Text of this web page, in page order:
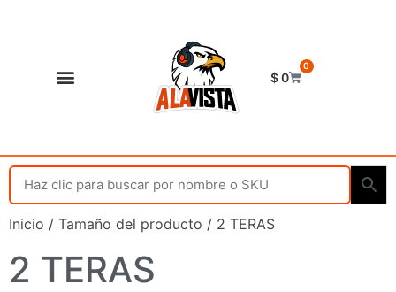
$0
0
Inicio / Tamaño del producto / 2 TERAS
2 TERAS